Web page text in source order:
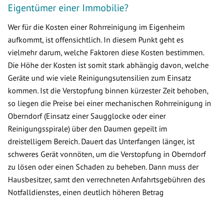
Eigentümer einer Immobilie?
Wer für die Kosten einer Rohrreinigung im Eigenheim
aufkommt, ist offensichtlich. In diesem Punkt geht es
vielmehr darum, welche Faktoren diese Kosten bestimmen.
Die Höhe der Kosten ist somit stark abhängig davon, welche
Geräte und wie viele Reinigungsutensilien zum Einsatz
kommen. Ist die Verstopfung binnen kürzester Zeit behoben,
so liegen die Preise bei einer mechanischen Rohrreinigung in
Oberndorf (Einsatz einer Saugglocke oder einer
Reinigungsspirale) über den Daumen gepeilt im
dreistelligem Bereich. Dauert das Unterfangen länger, ist
schweres Gerät vonnöten, um die Verstopfung in Oberndorf
zu lösen oder einen Schaden zu beheben. Dann muss der
Hausbesitzer, samt den verrechneten Anfahrtsgebühren des
Notfalldienstes, einen deutlich höheren Betrag